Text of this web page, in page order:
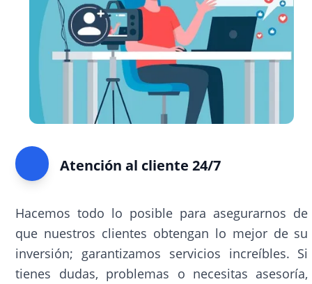
Atención al cliente 24/7
Hacemos todo lo posible para asegurarnos de
que nuestros clientes obtengan lo mejor de su
inversión; garantizamos servicios increíbles. Si
tienes dudas, problemas o necesitas asesoría,